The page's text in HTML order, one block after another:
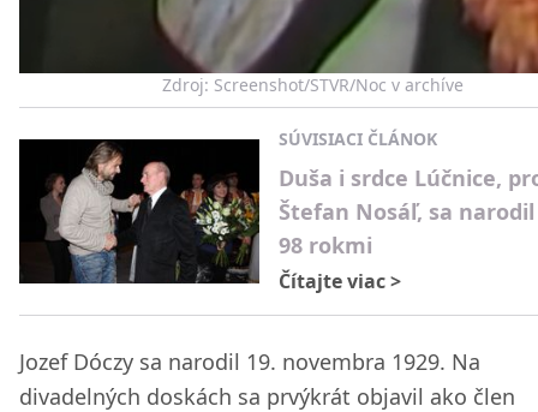
Zdroj: Screenshot/STVR/Noc v archíve
SÚVISIACI ČLÁNOK
Duša i srdce Lúčnice,
Štefan Nosáľ, sa
98 rokmi
Čítajte viac>
Jozef Dóczy sa narodil 19. novembra 1929. Na
divadelných doskách sa prvýkrát objavil ako člen